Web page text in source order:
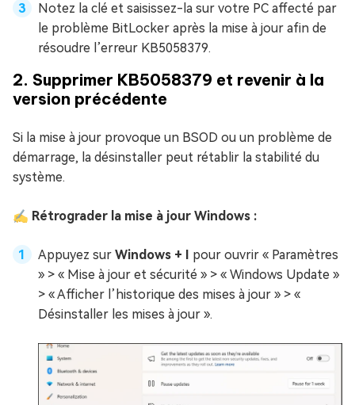
Notez la clé et saisissez-la sur votre PC affecté par
le problème BitLocker après la mise à jour afin de
résoudre l’erreur KB5058379.
2. Supprimer KB5058379 et revenir à la
version précédente
Si la mise à jour provoque un BSOD ou un problème de
démarrage, la désinstaller peut rétablir la stabilité du
système.
✍ Rétrograder la mise à jour Windows :
Appuyez sur Windows + I pour ouvrir « Paramètres
» > « Mise à jour et sécurité » > « Windows Update »
> « Afficher l’historique des mises à jour » > «
Désinstaller les mises à jour ».